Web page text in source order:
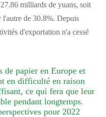
milliards de yuans, soit
l'autre de 30.8%. Depuis
d'exportation n'a cessé
de papier en Europe et
en difficulté en raison
ce qui fera que leur
pendant longtemps.
pour 2022